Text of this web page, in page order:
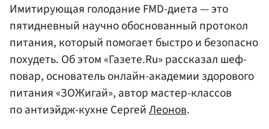
Имитирующая голодание FMD-диета — это
пятидневный научно обоснованный протокол
питания, который помогает быстро и безопасно
похудеть. Об этом «Газете.Ru» рассказал шеф-
повар, основатель онлайн-академии здорового
питания «ЗОЖигай», автор мастер-классов
по антиэйдж-кухне СергейЛеонов.